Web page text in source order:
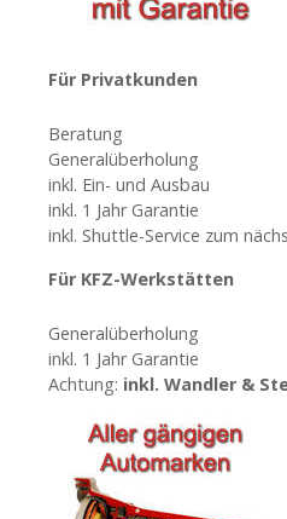
Für Privatkunden
Beratung
Generalüberholung
inkl. Ein- und Ausbau
inkl. 1 Jahr Garantie
inkl. Shuttle-Service zum
Für KFZ-Werkstätten
Generalüberholung
inkl. 1 Jahr Garantie
Achtung: inkl. Wandler &